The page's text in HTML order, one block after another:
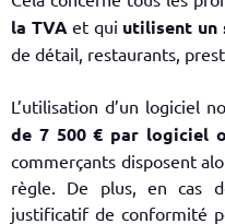
la TVA et qui utilisent un
de détail, restaurants,
L’utilisation d’un logiciel
de 7 500 € par logiciel
commerçants disposent
règle. De plus, en cas
justificatif de conformité